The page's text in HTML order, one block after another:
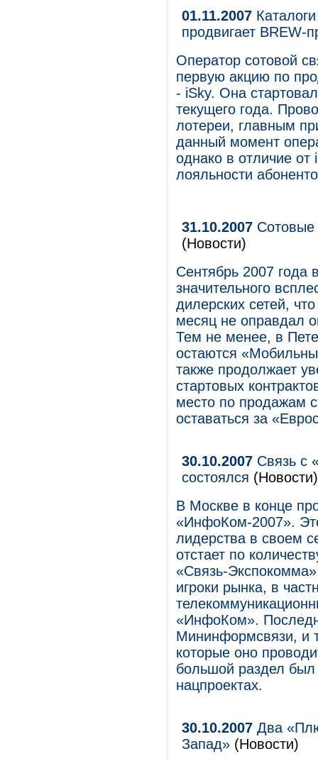
01.11.2007
продвигает BREW-
Оператор сотовой
первую акцию по
- iSky. Она
текущего года.
лотереи, главным
данный момент
однако в отличие
лояльности
31.10.2007 Сотовые
(Новости)
Сентябрь 2007 года
значительного
дилерских сетей,
месяц не оправдал
Тем не менее, в
остаются
также продолжает
стартовых
место по продажам
оставаться за
30.10.2007 Связь с
состоялся (Новости)
В Москве в конце
«ИнфоКом-2007».
лидерства в своем
отстает по
«Связь-
игроки рынка, в
«ИнфоКом».
Мининформсвязи, и
которые оно
большой раздел
нацпроектах.
30.10.2007 Два
Запад» (Новости)